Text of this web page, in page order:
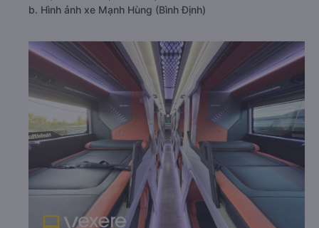
b. Hình ảnh xe Mạnh Hùng (Bình Định)